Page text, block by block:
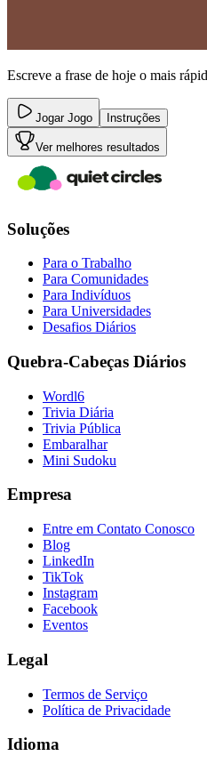
Escreve a frase de hoje o mais
Jogar Jogo Instruções
Ver melhores resultados
Soluções
Para o Trabalho
Para Comunidades
Para Indivíduos
Para Universidades
Desafios Diários
Quebra-Cabeças Diários
Wordl6
Trivia Diária
Trivia Pública
Embaralhar
Mini Sudoku
Empresa
Entre em Contato Conosco
Blog
LinkedIn
TikTok
Instagram
Facebook
Eventos
Legal
Termos de Serviço
Política de Privacidade
Idioma